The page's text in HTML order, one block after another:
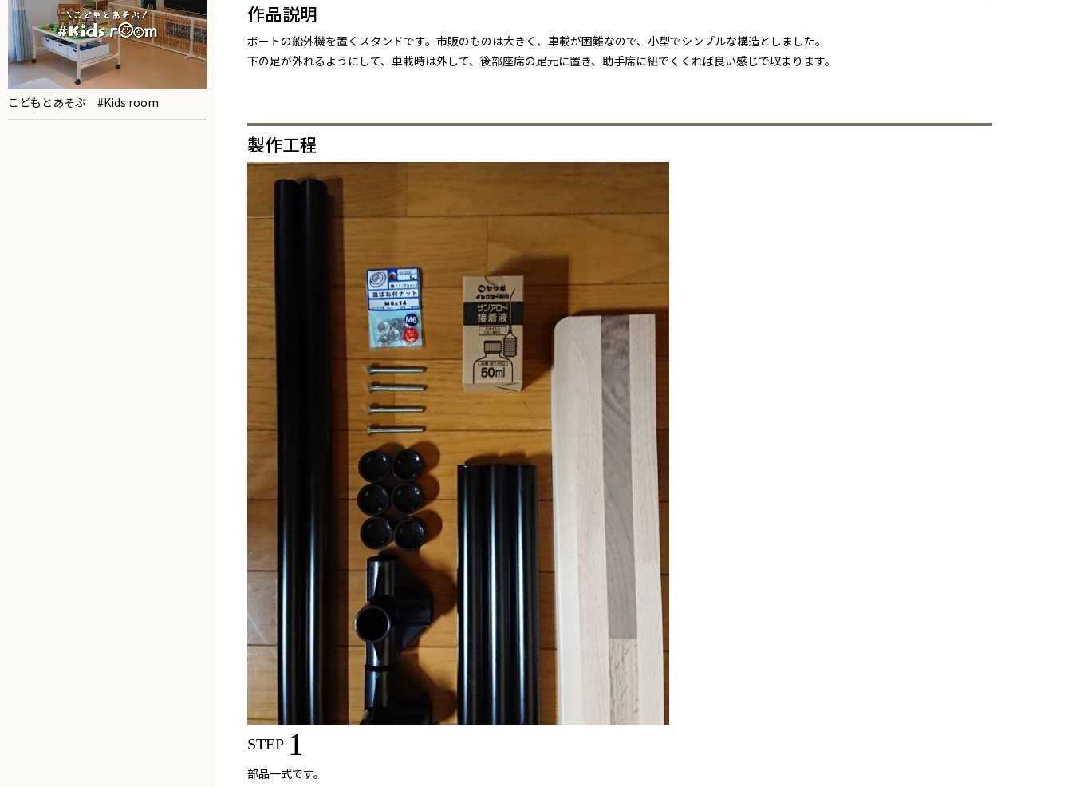
こどもとあそぶ #Kids room
作品説明
ボートの船外機を置くスタンドです。市販のものは大きく、車載が困難なので、小型でシンプルな構造としました。
下の足が外れるようにして、車載時は外して、後部座席の足元に置き、助手席に紐でくくれば良い感じで収まります。
製作工程
STEP 1
部品一式です。